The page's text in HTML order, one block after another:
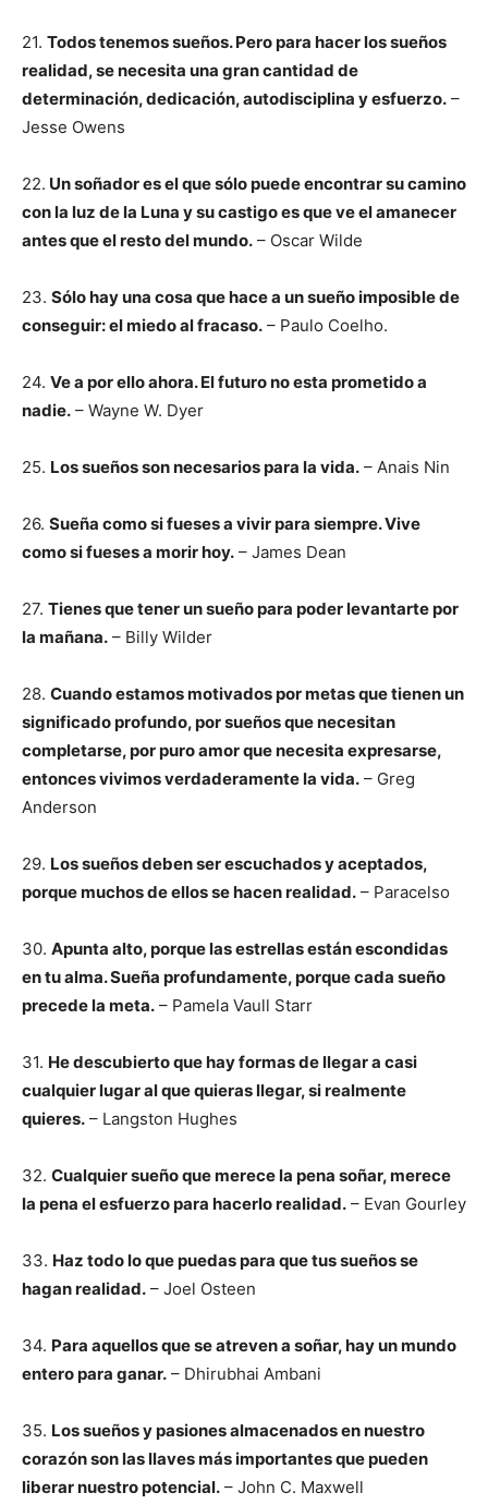
21. Todos tenemos sueños. Pero para hacer los sueños
realidad, se necesita una gran cantidad de
determinación, dedicación, autodisciplina y esfuerzo. –
Jesse Owens
22. Un soñador es el que sólo puede encontrar su camino
con la luz de la Luna y su castigo es que ve el amanecer
antes que el resto del mundo. – Oscar Wilde
23. Sólo hay una cosa que hace a un sueño imposible de
conseguir: el miedo al fracaso. – Paulo Coelho.
24. Ve a por ello ahora. El futuro no esta prometido a
nadie. – Wayne W. Dyer
25. Los sueños son necesarios para la vida. – Anais Nin
26. Sueña como si fueses a vivir para siempre. Vive
como si fueses a morir hoy. – James Dean
27. Tienes que tener un sueño para poder levantarte por
la mañana. – Billy Wilder
28. Cuando estamos motivados por metas que tienen un
significado profundo, por sueños que necesitan
completarse, por puro amor que necesita expresarse,
entonces vivimos verdaderamente la vida. – Greg
Anderson
29. Los sueños deben ser escuchados y aceptados,
porque muchos de ellos se hacen realidad. – Paracelso
30. Apunta alto, porque las estrellas están escondidas
en tu alma. Sueña profundamente, porque cada sueño
precede la meta. – Pamela Vaull Starr
31. He descubierto que hay formas de llegar a casi
cualquier lugar al que quieras llegar, si realmente
quieres. – Langston Hughes
32. Cualquier sueño que merece la pena soñar, merece
la pena el esfuerzo para hacerlo realidad. – Evan Gourley
33. Haz todo lo que puedas para que tus sueños se
hagan realidad. – Joel Osteen
34. Para aquellos que se atreven a soñar, hay un mundo
entero para ganar. – Dhirubhai Ambani
35. Los sueños y pasiones almacenados en nuestro
corazón son las llaves más importantes que pueden
liberar nuestro potencial. – John C. Maxwell